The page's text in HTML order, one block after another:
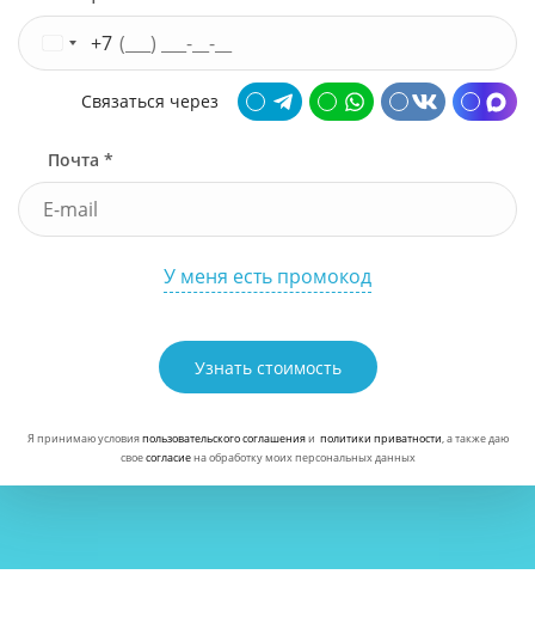
+7
Связаться через
Почта *
У меня есть промокод
Узнать стоимость
Я принимаю условияпользовательского соглашенияи политики приватности, а также даю
своесогласиена обработку моих персональных данных